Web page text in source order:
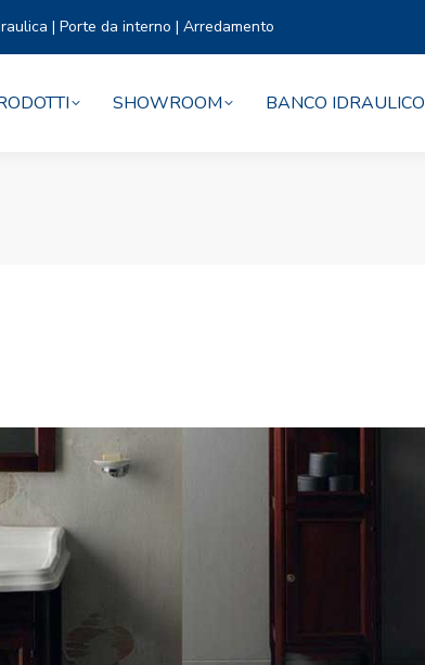
| Porte da interno | Arredamento
SHOWROOM BANCO IDRAULICO